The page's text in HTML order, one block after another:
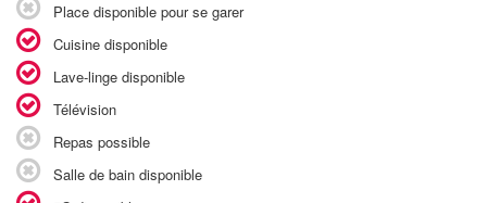
Place disponible pour se garer
Cuisine disponible
Lave-linge disponible
Télévision
Repas possible
Salle de bain disponible